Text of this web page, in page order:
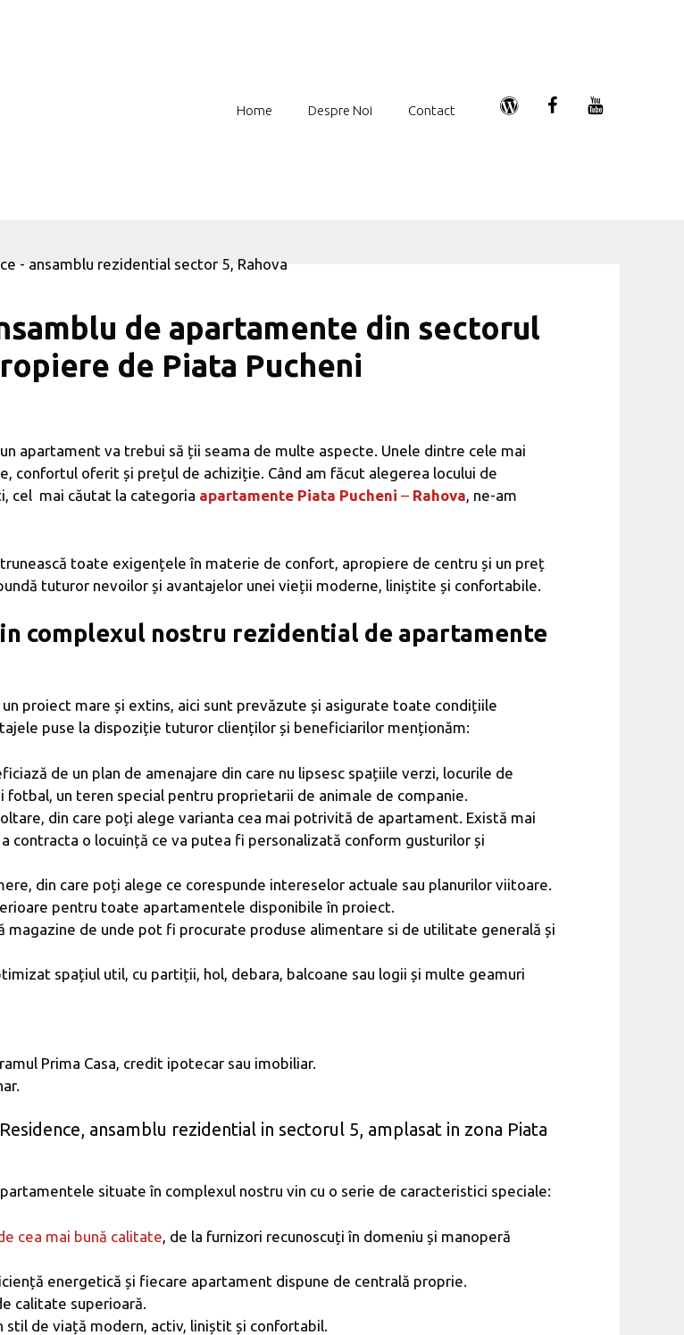
Home Despre Noi Contact
de apartamente din sectorul
de Piata Pucheni
apartament va trebui să ții seama de multe aspecte. Unele dintre cele mai
confortul oferit și prețul de achiziție. Când am făcut alegerea locului de
cel mai căutat la categoria apartamente Piata Pucheni – Rahova, ne-am
toate exigențele în materie de confort, apropiere de centru și un preț
tuturor nevoilor și avantajelor unei vieții moderne, liniștite și confortabile.
complexul nostru rezidential de apartamente
un proiect mare și extins, aici sunt prevăzute și asigurate toate condițiile
puse la dispoziție tuturor clienților și beneficiarilor menționăm:
de un plan de amenajare din care nu lipsesc spațiile verzi, locurile de
un teren special pentru proprietarii de animale de companie.
din care poți alege varianta cea mai potrivită de apartament. Există mai
contracta o locuință ce va putea fi personalizată conform gusturilor și
din care poți alege ce corespunde intereselor actuale sau planurilor viitoare.
pentru toate apartamentele disponibile în proiect.
magazine de unde pot fi procurate produse alimentare si de utilitate generală și
spațiul util, cu partiții, hol, debara, balcoane sau logii și multe geamuri
Prima Casa, credit ipotecar sau imobiliar.
ansamblu rezidential in sectorul 5, amplasat in zona Piata
situate în complexul nostru vin cu o serie de caracteristici speciale:
cea mai bună calitate , de la furnizori recunoscuți în domeniu și manoperă
energetică și fiecare apartament dispune de centrală proprie.
calitate superioară.
de viață modern, activ, liniștit și confortabil.